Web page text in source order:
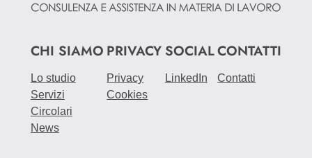
CHI SIAMO
Lo studio
Servizi
Circolari
News
PRIVACY
Privacy
Cookies
SOCIAL
LinkedIn
CONTATTI
Contatti